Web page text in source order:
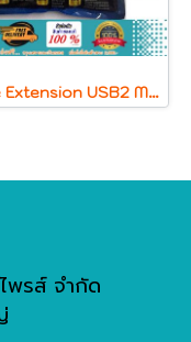
Cable Extension USB2 M/F (10M) GLINK สายใส
พรส์ จำกัด